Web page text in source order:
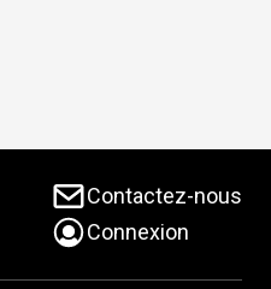
Contactez-nous
Connexion